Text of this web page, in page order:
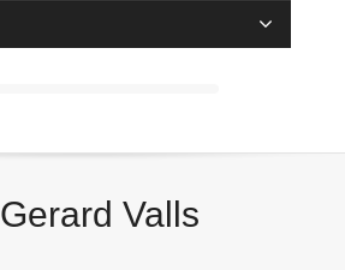
Gerard Valls